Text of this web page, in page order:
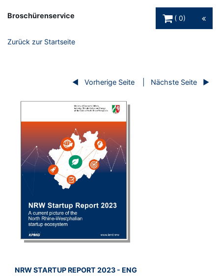
Broschürenservice
0
Zurück zur Startseite
Vorherige Seite Nächste Seite
BROSCHÜRE:
NRW STARTUP REPORT 2023 - ENG